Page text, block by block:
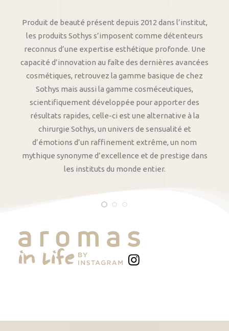
Produit de beauté présent depuis 2012 dans l’institut,
les produits Sothys s’imposent comme détenteurs
reconnus d’une expertise esthétique profonde. Une
capacité d’innovation au faîte des dernières avancées
cosmétiques, retrouvez la gamme basique de chez
Sothys mais aussi la gamme cosméceutiques,
scientifiquement développée pour apporter des
résultats rapides, celle-ci est une alternative à la
chirurgie Sothys, un univers de sensualité et
d’émotions d’un raffinement extrême, un nom
mythique synonyme d’excellence et de prestige dans
les instituts du monde entier.